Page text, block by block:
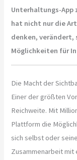
Unterhaltungs-App
hat nicht nur die
denken, verändert,
Möglichkeiten für
Die Macht der
Einer der größten
Reichweite. Mit
Plattform die
sich selbst oder
Zusammenarbeit mit